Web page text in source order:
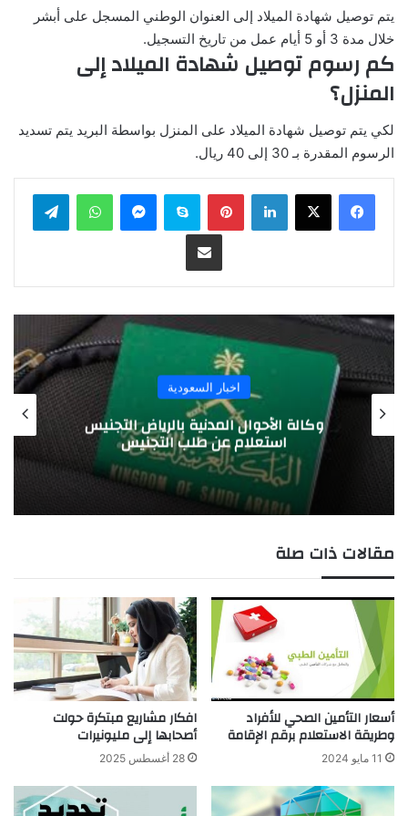
يتم توصيل شهادة الميلاد إلى العنوان الوطني المسجل على أبشر
خلال مدة 3 أو 5 أيام عمل من تاريخ التسجيل.
كم رسوم توصيل شهادة الميلاد إلى
المنزل؟
لكي يتم توصيل شهادة الميلاد على المنزل بواسطة البريد يتم تسديد
الرسوم المقدرة بـ 30 إلى 40 ريال.
لينكدإن بينتيريستسكايب ماسنجر واتساب تيلقرام
مشاركة عبر البريد
اخبار السعودية
وكالة الأحوال المدنية بالرياض التجنيس
استعلام عن طلب التجنيس
مقالات ذات صلة
أسعار التأمين الصحي للأفراد
وطريقة الاستعلام برقم الإقامة
11 مايو 2024
افكار مشاريع مبتكرة حولت
أصحابها إلى مليونيرات
28 أغسطس 2025